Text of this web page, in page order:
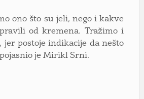
ono što su jeli, nego i kakve
od kremena. Tražimo i
jer postoje indikacije da nešto
je Mirikl Srni.